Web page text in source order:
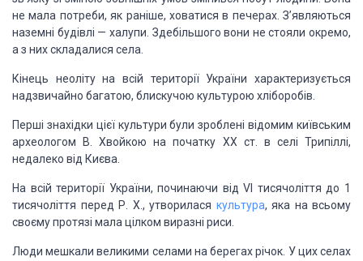
не мала потреби, як раніше, ховатися в печерах. З’являються
наземні будівлі — халупи. Здебільшого вони не стояли окремо,
а з них складалися села.
Кінець неоліту на всій території України характеризується
надзвичайно багатою, блискучою культурою хліборобів.
Перші знахідки цієї культури були зроблені відомим київським
археологом В. Хвойкою на початку XX ст. в селі Трипіллі,
недалеко від Києва.
На всій території України, починаючи від VI тисячоліття до 1
тисячоліття перед Р. Х., утворилася культура, яка на всьому
своєму протязі мала цілком виразні риси.
Люди мешкали великими селами на берегах річок. У цих селах